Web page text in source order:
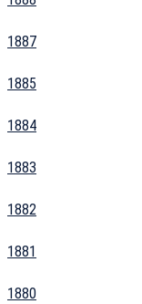
1887
1885
1884
1883
1882
1881
1880